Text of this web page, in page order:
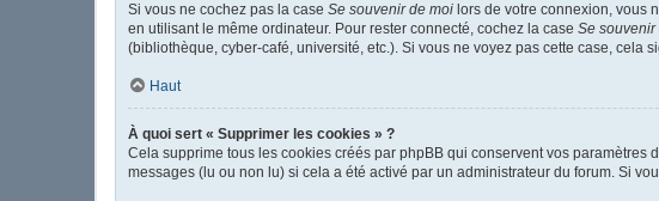
Si vous ne cochez pas la case Se souvenir de moi lors de votre connexion, vous
en utilisant le même ordinateur. Pour rester connecté, cochez la case Se souvenir
(bibliothèque, cyber-café, université, etc.). Si vous ne voyez pas cette case, cela
Haut
À quoi sert « Supprimer les cookies » ?
Cela supprime tous les cookies créés par phpBB qui conservent vos
messages (lu ou non lu) si cela a été activé par un administrateur du forum. Si